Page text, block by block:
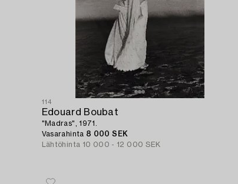
114
Edouard Boubat
"Madras", 1971.
Vasarahinta 8 000 SEK
Lähtöhinta 10 000 - 12 000 SEK